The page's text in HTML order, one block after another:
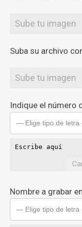
Sube tu imagen
Suba su archivo
Sube tu imagen
Indique el número
— Elige tipo de
Nombre a grabar
— Elige tipo de